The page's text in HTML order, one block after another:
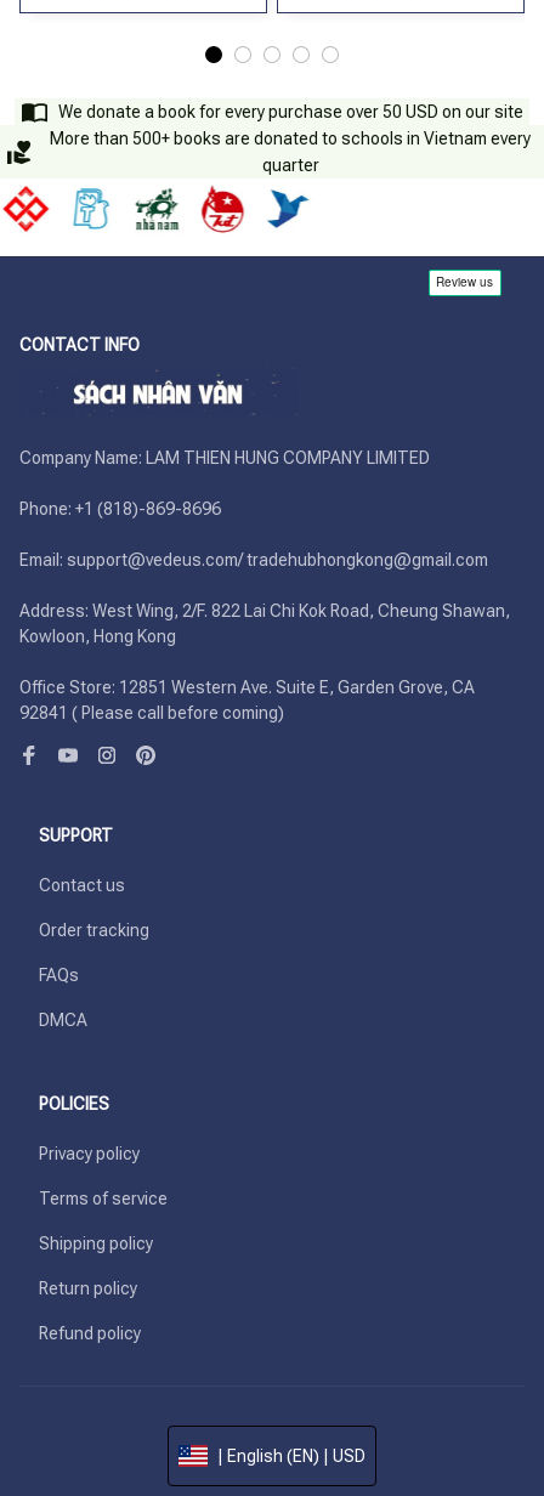
We donate a book for every purchase over 50 USD on our site
More than 500+ books are donated to schools in Vietnam every
quarter
CONTACT INFO
Company Name: LAM THIEN HUNG COMPANY LIMITED
Phone: +1 (818)-869-8696
Email: support@vedeus.com/ tradehubhongkong@gmail.com
Address: West Wing, 2/F. 822 Lai Chi Kok Road, Cheung Shawan,
Kowloon, Hong Kong
Office Store: 12851 Western Ave. Suite E, Garden Grove, CA
92841 ( Please call before coming)
SUPPORT
Contact us
Order tracking
FAQs
DMCA
POLICIES
Privacy policy
Terms of service
Shipping policy
Return policy
Refund policy
| English (EN) | USD